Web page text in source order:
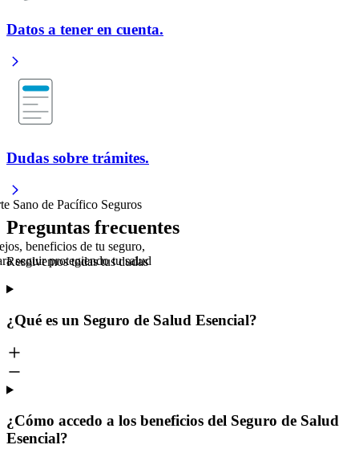
beneficios de tu seguro,
seguir protegiendo tu salud
Datos a tener en cuenta.
Dudas sobre trámites.
Preguntas frecuentes
Resolvemos todas tus dudas
¿Qué es un Seguro de Salud Esencial?
¿Cómo accedo a los beneficios del Seguro de Salud
Esencial?